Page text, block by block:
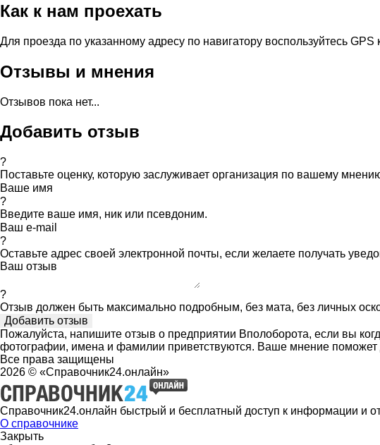
Как к нам проехать
Для проезда по указанному адресу по навигатору воспользуйтесь
Отзывы и мнения
Отзывов пока нет...
Добавить отзыв
?
Поставьте оценку, которую заслуживает организация по вашему
Ваше имя
?
Введите ваше имя, ник или псевдоним.
Ваш e-mail
?
Оставьте адрес своей электронной почты, если желаете получать
Ваш отзыв
?
Отзыв должен быть максимально подробным, без мата, без личных
Пожалуйста, напишите отзыв о предприятии Вполоборота, если вы
фотографии, имена и фамилии приветствуются. Ваше мнение
Все права защищены
2026 © «Справочник24.онлайн»
Справочник24.онлайн быстрый и бесплатный доступ к информации и
О справочнике
Закрыть